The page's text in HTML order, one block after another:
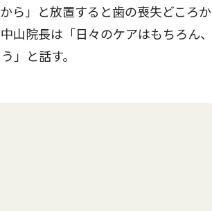
ら」と放置すると歯の喪失どころか
山院長は「日々のケアはもちろん、
」と話す。